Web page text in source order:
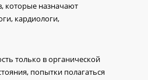
которые назначают
кардиологи,
только в органической
попытки полагаться